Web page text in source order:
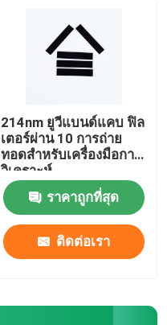
214nm ยูวีแบนด์แคบ ฟิล
เตอร์ผ่าน 10 การถ่าย
ทอดสําหรับเครื่องมือการ
วิเคราะห์
ราคาถูกที่สุด
ติดต่อเรา